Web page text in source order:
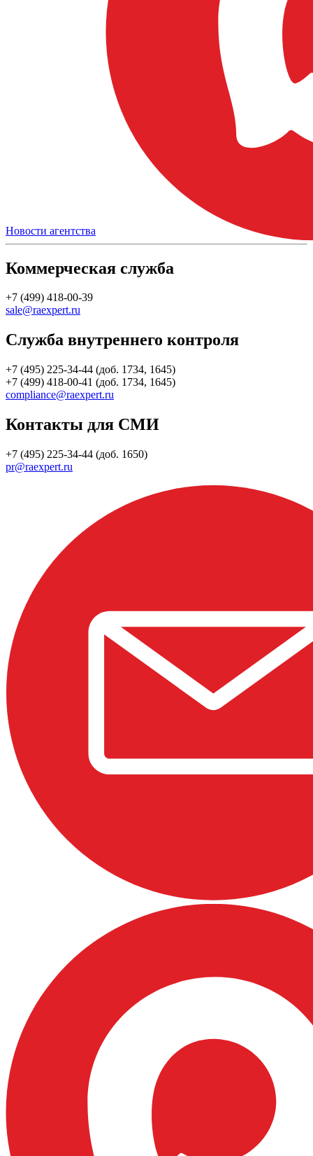
Новости агентства
Коммерческая служба
+7 (499) 418-00-39
sale@raexpert.ru
Служба внутреннего контроля
+7 (495) 225-34-44 (доб. 1734, 1645)
+7 (499) 418-00-41 (доб. 1734, 1645)
compliance@raexpert.ru
Контакты для СМИ
+7 (495) 225-34-44 (доб. 1650)
pr@raexpert.ru